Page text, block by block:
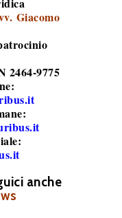
Giacomo
2464-9775
anche